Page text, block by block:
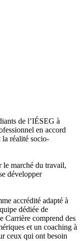
de l’IÉSEG à
en accord
la réalité socio-
le marché du travail,
développer
accrédité adapté à
dédiée de
Carrière comprend des
et un coaching à
ceux qui ont besoin